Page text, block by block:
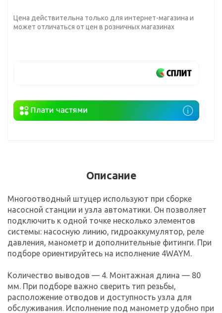
Цена действительна только для интернет-магазина и
может отличаться от цен в розничных магазинах
Описание
Многоотводный штуцер используют при сборке
насосной станции и узла автоматики. Он позволяет
подключить к одной точке несколько элементов
системы: насосную линию, гидроаккумулятор, реле
давления, манометр и дополнительные фитинги. При
подборе ориентируйтесь на исполнение 4WAYM.
Количество выводов — 4. Монтажная длина — 80
мм. При подборе важно сверить тип резьбы,
расположение отводов и доступность узла для
обслуживания. Исполнение под манометр удобно при